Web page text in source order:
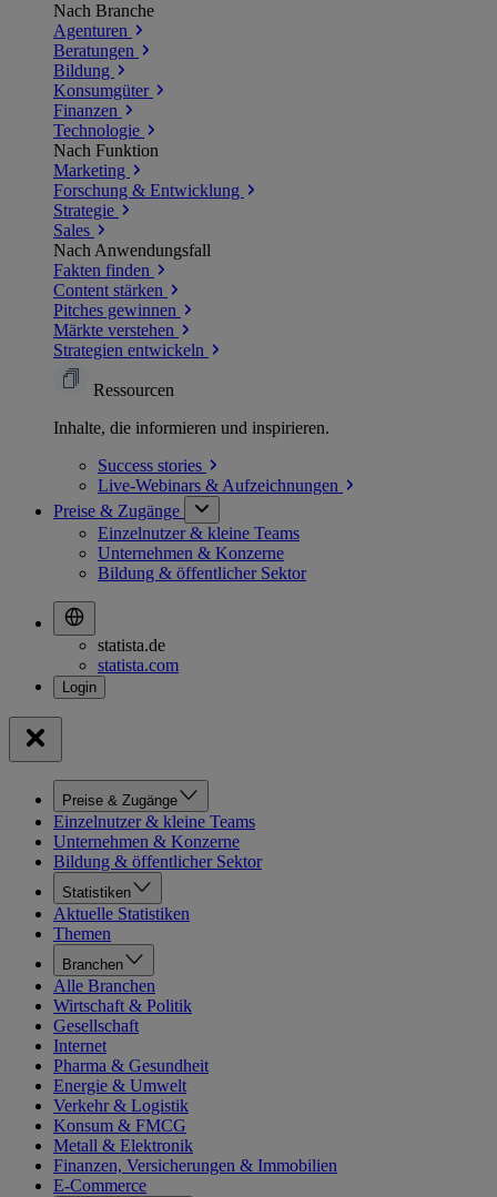
Nach Branche
Agenturen
Beratungen
Bildung
Konsumgüter
Finanzen
Technologie
Nach Funktion
Marketing
Forschung & Entwicklung
Strategie
Sales
Nach Anwendungsfall
Fakten finden
Content stärken
Pitches gewinnen
Märkte verstehen
Strategien entwickeln
Ressourcen
Inhalte, die informieren und inspirieren.
Success stories
Live-Webinars & Aufzeichnungen
Preise & Zugänge
Einzelnutzer & kleine Teams
Unternehmen & Konzerne
Bildung & öffentlicher Sektor
statista.de
statista.com
Preise & Zugänge
Einzelnutzer & kleine Teams
Unternehmen & Konzerne
Bildung & öffentlicher Sektor
Statistiken
Aktuelle Statistiken
Themen
Branchen
Alle Branchen
Wirtschaft & Politik
Gesellschaft
Internet
Pharma & Gesundheit
Energie & Umwelt
Verkehr & Logistik
Konsum & FMCG
Metall & Elektronik
Finanzen, Versicherungen & Immobilien
E-Commerce